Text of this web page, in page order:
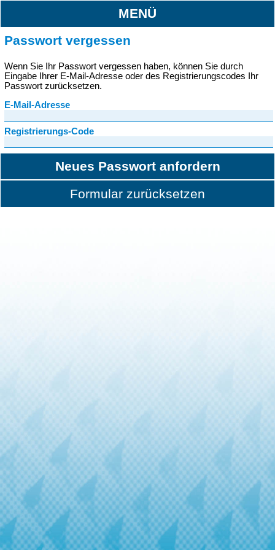
MENÜ
Passwort vergessen
Wenn Sie Ihr Passwort vergessen haben, können Sie durch
Eingabe Ihrer E-Mail-Adresse oder des Registrierungscodes Ihr
Passwort zurücksetzen.
E-Mail-Adresse
Registrierungs-Code
Neues Passwort anfordern
Formular zurücksetzen